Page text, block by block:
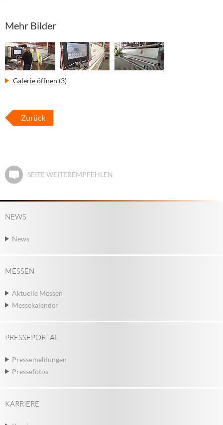
Mehr Bilder
Galerie öffnen (3)
Zurück
SEITE WEITEREMPFEHLEN
NEWS
News
MESSEN
Aktuelle Messen
Messekalender
PRESSEPORTAL
Pressemeldungen
Pressefotos
KARRIERE